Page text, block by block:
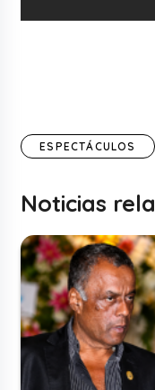
ESPECTÁCULOS
Noticias